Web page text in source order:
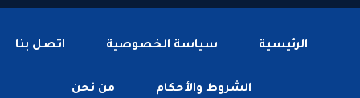
الرئيسية سياسة الخصوصية اتصل بنا
الشروط والأحكام من نحن